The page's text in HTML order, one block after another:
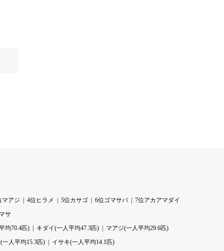
マアジ 4位ヒラメ 5位カサゴ 6位ゴマサバ
7位アカアマダイ
サ
均70.4匹)
キダイ(一人平均47.3匹)
マアジ(一人平均29.6匹)
一人平均15.3匹)
イサキ(一人平均14.1匹)